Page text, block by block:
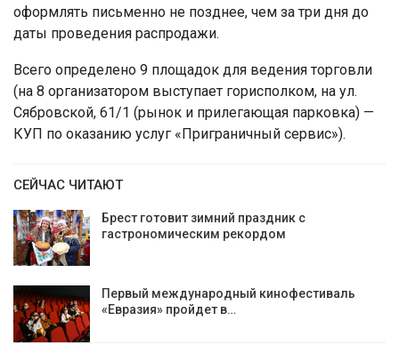
оформлять письменно не позднее, чем за три дня до
даты проведения распродажи.
Всего определено 9 площадок для ведения торговли
(на 8 организатором выступает горисполком, на ул.
Сябровской, 61/1 (рынок и прилегающая парковка) —
КУП по оказанию услуг «Приграничный сервис»).
СЕЙЧАС ЧИТАЮТ
Брест готовит зимний праздник с
гастрономическим рекордом
Первый международный кинофестиваль
«Евразия» пройдет в…